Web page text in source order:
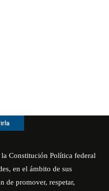
Constitución Política federal
en el ámbito de sus
de promover, respetar,